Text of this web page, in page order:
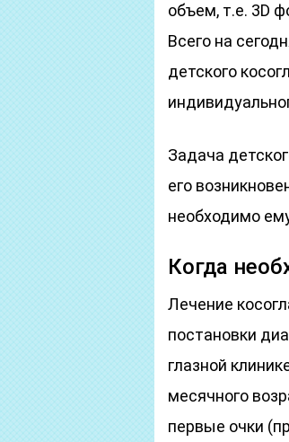
объем, т.е. 3D
Всего на
детского
Задача
его
необходимо
Когда
Лечение
постановки
глазной
месячного
первые очки